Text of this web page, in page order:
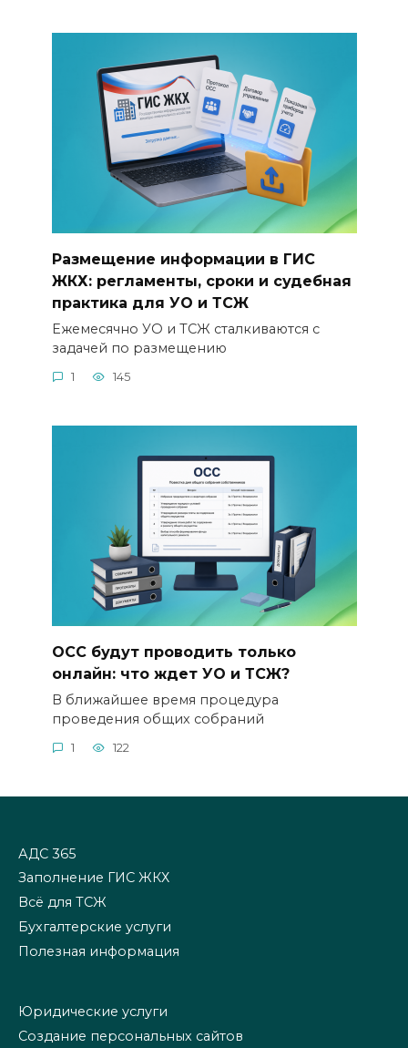
Размещение информации в ГИС
ЖКХ: регламенты, сроки и судебная
практика для УО и ТСЖ
Ежемесячно УО и ТСЖ сталкиваются с
задачей по размещению
1 145
ОСС будут проводить только
онлайн: что ждет УО и ТСЖ?
В ближайшее время процедура
проведения общих собраний
1 122
АДС 365
Заполнение ГИС ЖКХ
Всё для ТСЖ
Бухгалтерские услуги
Полезная информация
Юридические услуги
Создание персональных сайтов